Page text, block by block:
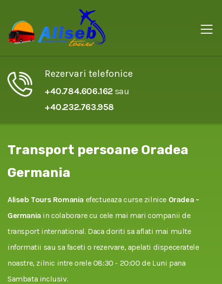
Rezervari telefonice
+40.784.606.162 sau
+40.232.763.958
Transport persoane Oradea
Germania
Aliseb Tours Romania efectueaza curse zilnice Oradea -
Germania in colaborare cu cele mai mari companii de
transport international. Daca doriti sa aflati mai multe
informatii sau sa faceti o rezervare, apelati dispeceratele
noastre, zilnic intre orele 08:30 - 20:00 de Luni pana
Sambata inclusiv.